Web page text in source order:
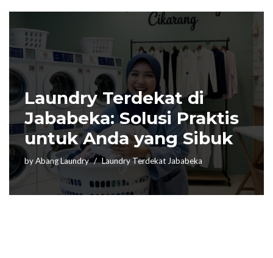
Laundry Terdekat di
Jababeka: Solusi Praktis
untuk Anda yang Sibuk
byAbang Laundry Laundry Terdekat Jababeka